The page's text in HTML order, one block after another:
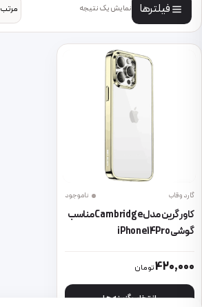
فیلترها نمایش یک نتیجه
گارد و قاب ناموجود
کاور گرین مدل Cambridge مناسب
گوشی iPhone14Pro
420,000تومان
انتخاب گزینه ها
این محصول دارای انواع مختلفی می باشد.